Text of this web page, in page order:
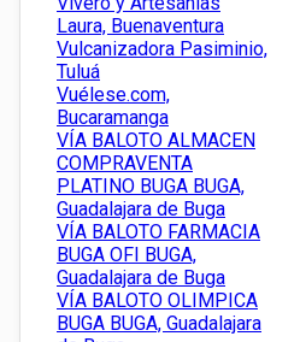
Laura, Buenaventura
Vulcanizadora Pasiminio,
Tuluá
Vuélese.com,
Bucaramanga
VÍA BALOTO ALMACEN
COMPRAVENTA
PLATINO BUGA BUGA,
Guadalajara de Buga
VÍA BALOTO FARMACIA
BUGA OFI BUGA,
Guadalajara de Buga
VÍA BALOTO OLIMPICA
BUGA BUGA, Guadalajara